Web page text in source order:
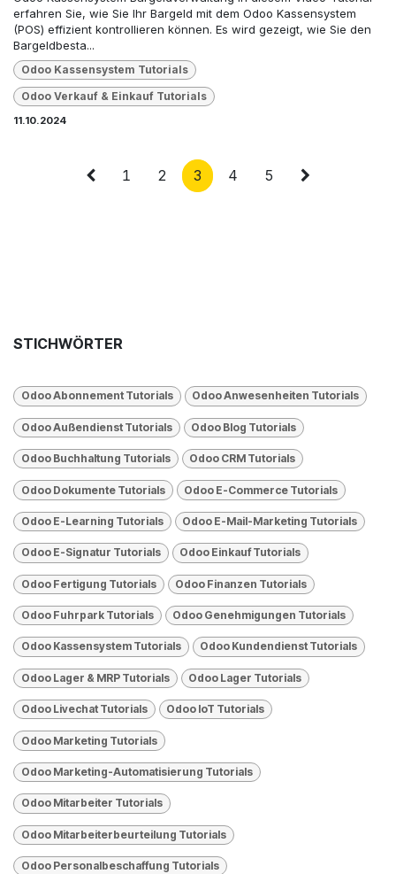
erfahren Sie, wie Sie Ihr Bargeld mit dem Odoo Kassensystem
(POS) effizient kontrollieren können. Es wird gezeigt, wie Sie den
Bargeldbesta...
Odoo Kassensystem Tutorials
Odoo Verkauf & Einkauf Tutorials
11.10.2024
1 2 3 4 5
STICHWÖRTER
Odoo Abonnement Tutorials Odoo Anwesenheiten Tutorials
Odoo Außendienst Tutorials Odoo Blog Tutorials
Odoo Buchhaltung Tutorials Odoo CRM Tutorials
Odoo Dokumente Tutorials Odoo E-Commerce Tutorials
Odoo E-Learning Tutorials Odoo E-Mail-Marketing Tutorials
Odoo E-Signatur Tutorials Odoo Einkauf Tutorials
Odoo Fertigung Tutorials Odoo Finanzen Tutorials
Odoo Fuhrpark Tutorials Odoo Genehmigungen Tutorials
Odoo Kassensystem Tutorials Odoo Kundendienst Tutorials
Odoo Lager & MRP Tutorials Odoo Lager Tutorials
Odoo Livechat Tutorials Odoo loT Tutorials
Odoo Marketing Tutorials
Odoo Marketing-Automatisierung Tutorials
Odoo Mitarbeiter Tutorials
Odoo Mitarbeiterbeurteilung Tutorials
Odoo Personalbeschaffung Tutorials